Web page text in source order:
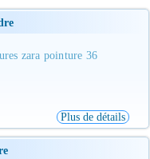
zara pointure 36
Plus de détails